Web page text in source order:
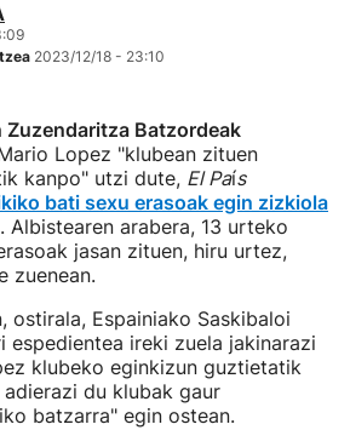
2023/12/18 - 23:10
Zuzendaritza Batzordeak
Lopez "klubean zituen
kanpo" utzi dute, El País
bati sexu erasoak egin zizkiola
arabera, 13 urteko
jasan zituen, hiru urtez,
zuenean.
ostirala, Espainiako Saskibaloi
espedientea ireki zuela jakinarazi
klubeko eginkizun guztietatik
du klubak gaur
batzarra" egin ostean.